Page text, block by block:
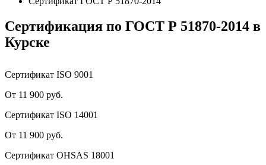
Сертификация по ГОСТ Р 51870-2014 в
Курске
Сертификат ISO 9001
От 11 900 руб.
Сертификат ISO 14001
От 11 900 руб.
Сертификат OHSAS 18001